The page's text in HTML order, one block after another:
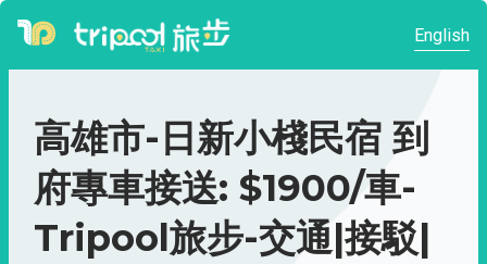
English
高雄市-日新小棧民宿 到
府專車接送: $1900/車-
Tripool旅步-交通|接駁|